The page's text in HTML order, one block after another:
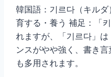
韓国語：기르다（キル
育する・養う 補足：「
れますが、「기르다」
ンスがやや強く、書き
も多用されます。